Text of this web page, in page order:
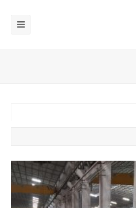
باز